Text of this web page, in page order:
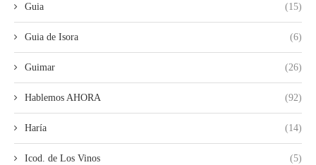
Guia (15)
Guia de Isora (6)
Guimar (26)
Hablemos AHORA (92)
Haría (14)
Icod. de Los Vinos (5)